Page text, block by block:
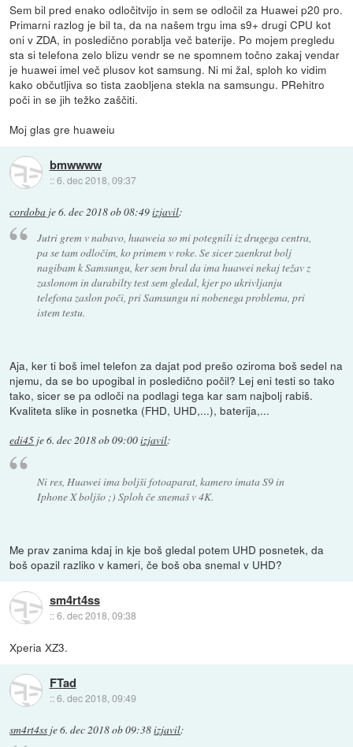
Sem bil pred enako odločitvijo in sem se odločil za Huawei p20 pro.
Primarni razlog je bil ta, da na našem trgu ima s9+ drugi CPU kot
oni v ZDA, in posledično porablja več baterije. Po mojem pregledu
sta si telefona zelo blizu vendr se ne spomnem točno zakaj vendar
je huawei imel več plusov kot samsung. Ni mi žal, sploh ko vidim
kako občutljiva so tista zaobljena stekla na samsungu. PRehitro
poči in se jih težko zaščiti.
Moj glas gre huaweiu
bmwwww
::6. dec 2018, 09:37
cordoba je6. dec 2018 ob 08:49izjavil:
Jutri grem v nabavo, huaweia so mi potegnili iz drugega centra,
pa se tam odločim, ko primem v roke. Se sicer zaenkrat bolj
nagibam k Samsungu, ker sem bral da ima huawei nekaj težav z
zaslonom in durabilty test sem gledal, kjer po ukrivljanju
telefona zaslon poči, pri Samsungu ni nobenega problema, pri
istem testu.
Aja, ker ti boš imel telefon za dajat pod prešo oziroma boš sedel na
njemu, da se bo upogibal in posledično počil? Lej eni testi so tako
tako, sicer se pa odloči na podlagi tega kar sam najbolj rabiš.
Kvaliteta slike in posnetka (FHD, UHD,...), baterija,...
edi45 je6. dec 2018 ob 09:00izjavil:
Ni res, Huawei ima boljši fotoaparat, kamero imata S9 in
Iphone X boljšo ;) Sploh če snemaš v 4K.
Me prav zanima kdaj in kje boš gledal potem UHD posnetek, da
boš opazil razliko v kameri, če boš oba snemal v UHD?
sm4rt4ss
::6. dec 2018, 09:38
Xperia XZ3.
FTad
::6. dec 2018, 09:49
sm4rt4ss je6. dec 2018 ob 09:38izjavil: